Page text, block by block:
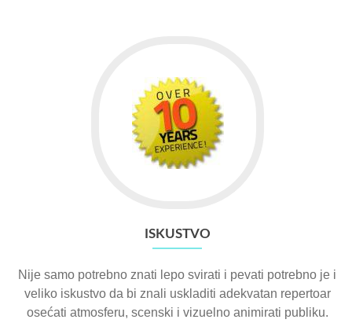
ISKUSTVO
Nije samo potrebno znati lepo svirati i pevati potrebno je i
veliko iskustvo da bi znali uskladiti adekvatan repertoar
osećati atmosferu, scenski i vizuelno animirati publiku.